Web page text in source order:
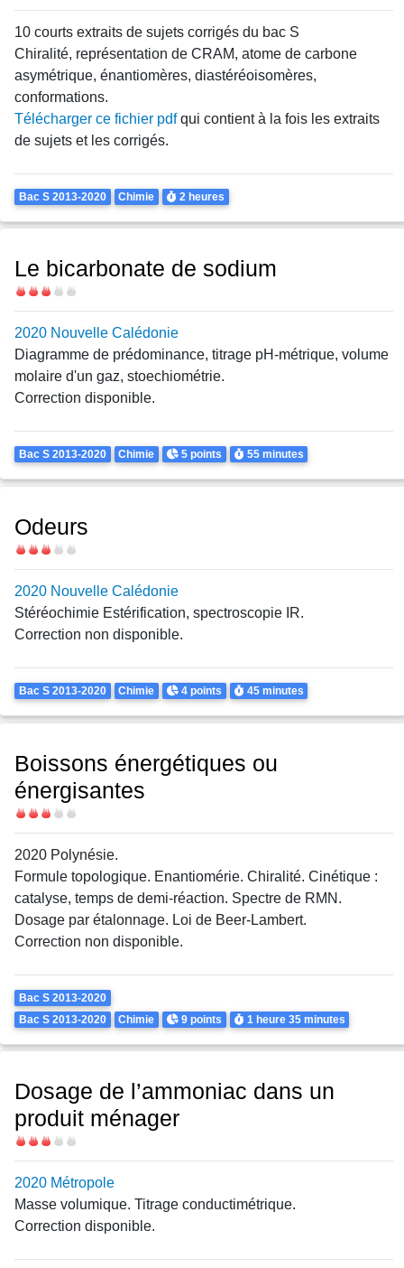
10 courts extraits de sujets corrigés du bac S
Chiralité, représentation de CRAM, atome de carbone
asymétrique, énantiomères, diastéréoisomères,
conformations.
Télécharger ce fichier pdfqui contient à la fois les extraits
de sujets et les corrigés.
Theme
Bac S 2013-2020 Chimie Durée
2 heures
Le bicarbonate de sodium
Difficulté
2020 Nouvelle Calédonie
Diagramme de prédominance, titrage pH-métrique, volume
molaire d'un gaz, stoechiométrie.
Correction disponible.
Theme
Bac S 2013-2020 Chimie Points
5 points Durée
55 minutes
Odeurs
Difficulté
2020 Nouvelle Calédonie
Stéréochimie Estérification, spectroscopie IR.
Correction non disponible.
Theme
Bac S 2013-2020 Chimie Points
4 points Durée
45 minutes
Boissons énergétiques ou
énergisantes
Difficulté
2020 Polynésie.
Formule topologique. Enantiomérie. Chiralité. Cinétique :
catalyse, temps de demi-réaction. Spectre de RMN.
Dosage par étalonnage. Loi de Beer-Lambert.
Correction non disponible.
Theme
Bac S 2013-2020
Bac S 2013-2020
Chimie Points
9 points Durée
1 heure 35 minutes
Dosage de l’ammoniac dans un
produit ménager
Difficulté
2020 Métropole
Masse volumique. Titrage conductimétrique.
Correction disponible.